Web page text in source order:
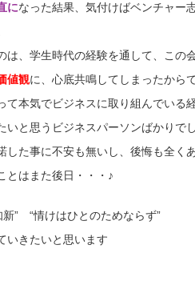
になった結果、気付けばベンチャー
は、学生時代の経験を通して、この
値観に、心底共鳴してしまったからで
て本気でビジネスに取り組んでいる
いと思うビジネスパーソンばかりでし
した事に不安も無いし、後悔も全く
とはまた後日・・・♪
新” “情けはひとのためならず”
いきたいと思います